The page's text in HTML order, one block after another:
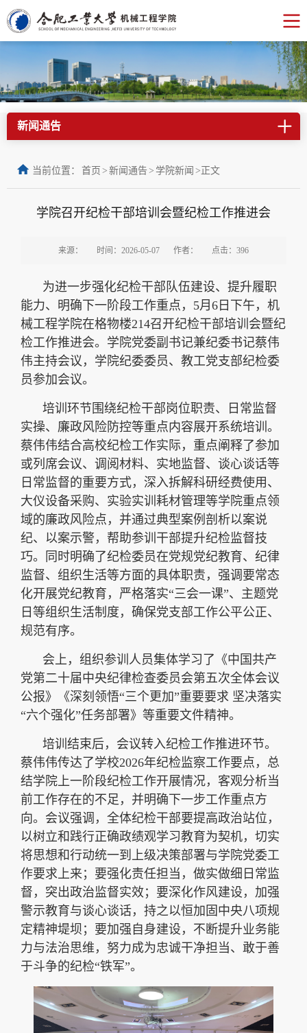
新闻通告
当前位置： 首页 > 新闻通告> 学院新闻 >正文
学院召开纪检干部培训会暨纪检工作推进会
来源： 时间：2026-05-07 作者： 点击： 396
为进一步强化纪检干部队伍建设、提升履职
能力、明确下一阶段工作重点，5月6日下午，机
械工程学院在格物楼214召开纪检干部培训会暨纪
检工作推进会。学院党委副书记兼纪委书记蔡伟
伟主持会议，学院纪委委员、教工党支部纪检委
员参加会议。
培训环节围绕纪检干部岗位职责、日常监督
实操、廉政风险防控等重点内容展开系统培训。
蔡伟伟结合高校纪检工作实际，重点阐释了参加
或列席会议、调阅材料、实地监督、谈心谈话等
日常监督的重要方式，深入拆解科研经费使用、
大仪设备采购、实验实训耗材管理等学院重点领
域的廉政风险点，并通过典型案例剖析以案说
纪、以案示警，帮助参训干部提升纪检监督技
巧。同时明确了纪检委员在党规党纪教育、纪律
监督、组织生活等方面的具体职责，强调要常态
化开展党纪教育，严格落实“三会一课”、主题党
日等组织生活制度，确保党支部工作公平公正、
规范有序。
会上，组织参训人员集体学习了《中国共产
党第二十届中央纪律检查委员会第五次全体会议
公报》《深刻领悟“三个更加”重要要求 坚决落实
“六个强化”任务部署》等重要文件精神。
培训结束后，会议转入纪检工作推进环节。
蔡伟伟传达了学校2026年纪检监察工作要点，总
结学院上一阶段纪检工作开展情况，客观分析当
前工作存在的不足，并明确下一步工作重点方
向。会议强调，全体纪检干部要提高政治站位，
以树立和践行正确政绩观学习教育为契机，切实
将思想和行动统一到上级决策部署与学院党委工
作要求上来；要强化责任担当，做实做细日常监
督，突出政治监督实效；要深化作风建设，加强
警示教育与谈心谈话，持之以恒加固中央八项规
定精神堤坝；要加强自身建设，不断提升业务能
力与法治思维，努力成为忠诚干净担当、敢于善
于斗争的纪检“铁军”。